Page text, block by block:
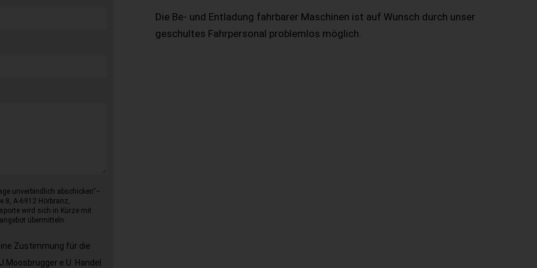
unverbindlich abschicken“–
8, A-6912 Hörbranz,
wird sich in Kürze mit
übermitteln.
Zustimmung für die
e.U. Handel
Die Be- und Entladung fahrbarer Maschinen ist auf Wunsch durch unser
geschultes Fahrpersonal problemlos möglich.